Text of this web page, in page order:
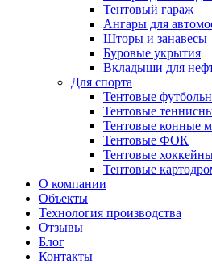
Тентовый гараж
Ангары для
Шторы и занавесы
Буровые укрытия
Вкладыши для
Для спорта
Тентовые
Тентовые
Тентовые конные
Тентовые ФОК
Тентовые
Тентовые
О компании
Объекты
Технология производства
Отзывы
Блог
Контакты